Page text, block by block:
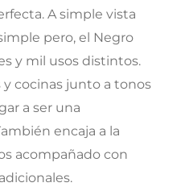
A simple vista
pero, el Negro
y mil usos distintos.
cocinas junto a tonos
a ser una
encaja a la
acompañado con